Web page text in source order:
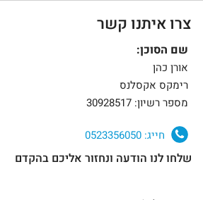
צרו איתנו קשר
שם הסוכן:
אורן כהן
רימקס אקסלנס
מספר רשיון: 30928517
חייג:
שלחו לנו הודעה ונחזור אליכם בהקדם